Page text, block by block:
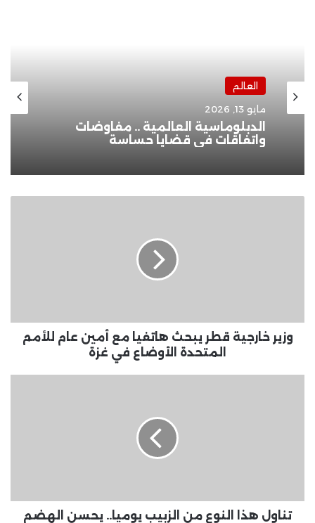
العالم
مايو 13, 2026
الدبلوماسية العالمية .. مفاوضات
واتفاقات في قضايا حساسة
للأمم
المتحدة
وزير خارجية قطر يبحث هاتفيا مع أمين عام للأمم
المتحدة الأوضاع في غزة
ويضبط
سكرتناول هذا النوع من الزبيب يوميا.. يحسن الهضم